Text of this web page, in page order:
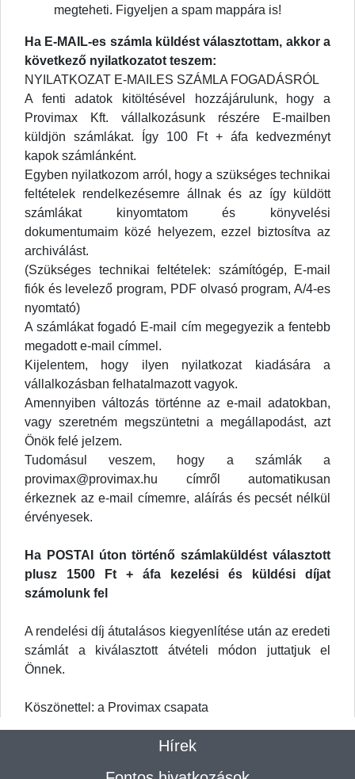
megteheti. Figyeljen a spam mappára is!
Ha E-MAIL-es számla küldést választottam, akkor a
következő nyilatkozatot teszem:
NYILATKOZAT E-MAILES SZÁMLA FOGADÁSRÓL
A fenti adatok kitöltésével hozzájárulunk, hogy a
Provimax Kft. vállalkozásunk részére E-mailben
küldjön számlákat. Így 100 Ft + áfa kedvezményt
kapok számlánként.
Egyben nyilatkozom arról, hogy a szükséges technikai
feltételek rendelkezésemre állnak és az így küldött
számlákat kinyomtatom és könyvelési
dokumentumaim közé helyezem, ezzel biztosítva az
archiválást.
(Szükséges technikai feltételek: számítógép, E-mail
fiók és levelező program, PDF olvasó program, A/4-es
nyomtató)
A számlákat fogadó E-mail cím megegyezik a fentebb
megadott e-mail címmel.
Kijelentem, hogy ilyen nyilatkozat kiadására a
vállalkozásban felhatalmazott vagyok.
Amennyiben változás történne az e-mail adatokban,
vagy szeretném megszüntetni a megállapodást, azt
Önök felé jelzem.
Tudomásul veszem, hogy a számlák a
provimax@provimax.hu címről automatikusan
érkeznek az e-mail címemre, aláírás és pecsét nélkül
érvényesek.
Ha POSTAI úton történő számlaküldést választott
plusz 1500 Ft + áfa kezelési és küldési díjat
számolunk fel
A rendelési díj átutalásos kiegyenlítése után az eredeti
számlát a kiválasztott átvételi módon juttatjuk el
Önnek.
Köszönettel: a Provimax csapata
Hírek